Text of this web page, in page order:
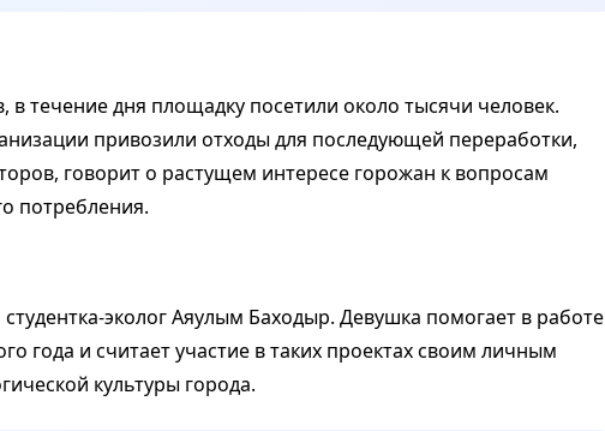
в течение дня площадку посетили около тысячи человек.
привозили отходы для последующей переработки,
говорит о растущем интересе горожан к вопросам
потребления.
эколог Аяулым Баходыр. Девушка помогает в работе
года и считает участие в таких проектах своим личным
культуры города.